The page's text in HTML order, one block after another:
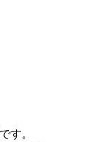
す。